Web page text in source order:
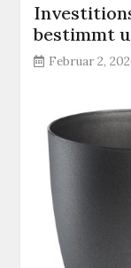
bestimmt
Februar 2,